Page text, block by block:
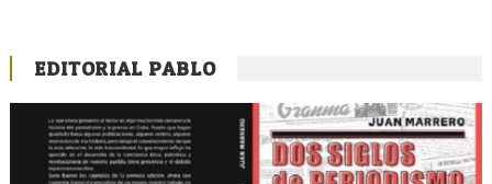
EDITORIAL PABLO